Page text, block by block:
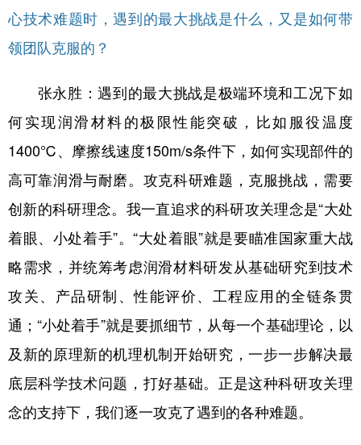
心技术难题时，遇到的最大挑战是什么，又是如何带
领团队克服的？
张永胜：遇到的最大挑战是极端环境和工况下如
何实现润滑材料的极限性能突破，比如服役温度
1400℃、摩擦线速度150m/s条件下，如何实现部件的
高可靠润滑与耐磨。攻克科研难题，克服挑战，需要
创新的科研理念。我一直追求的科研攻关理念是“大处
着眼、小处着手”。“大处着眼”就是要瞄准国家重大战
略需求，并统筹考虑润滑材料研发从基础研究到技术
攻关、产品研制、性能评价、工程应用的全链条贯
通；“小处着手”就是要抓细节，从每一个基础理论，以
及新的原理新的机理机制开始研究，一步一步解决最
底层科学技术问题，打好基础。正是这种科研攻关理
念的支持下，我们逐一攻克了遇到的各种难题。